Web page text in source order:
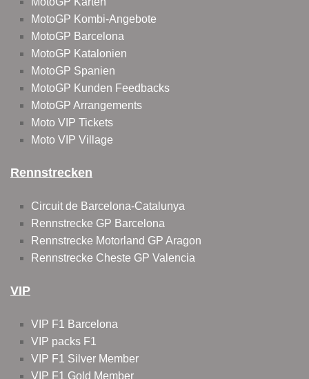
MotoGP Kombi-Angebote
MotoGP Barcelona
MotoGP Katalonien
MotoGP Spanien
MotoGP Kunden Feedbacks
MotoGP Arrangements
Moto VIP Tickets
Moto VIP Village
Rennstrecken
Circuit de Barcelona-Catalunya
Rennstrecke GP Barcelona
Rennstrecke Motorland GP Aragon
Rennstrecke Cheste GP Valencia
VIP
VIP F1 Barcelona
VIP packs F1
VIP F1 Silver Member
VIP F1 Gold Member